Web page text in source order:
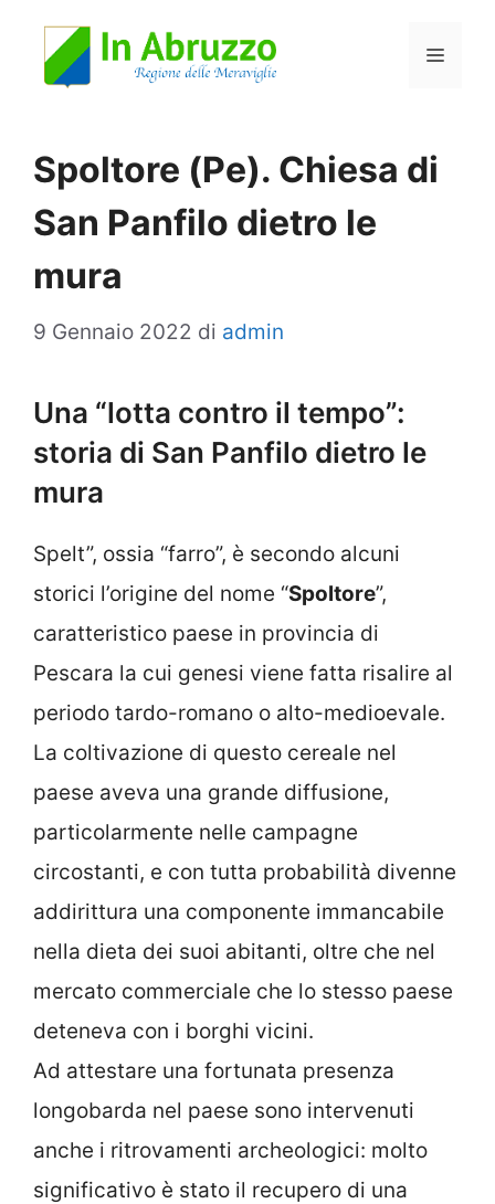
Menu
Spoltore (Pe). Chiesa di
San Panfilo dietro le
mura
9 Gennaio 2022 di admin
Una “lotta contro il tempo”:
storia di San Panfilo dietro le
mura
Spelt”, ossia “farro”, è secondo alcuni
storici l’origine del nome “Spoltore”,
caratteristico paese in provincia di
Pescara la cui genesi viene fatta risalire al
periodo tardo-romano o alto-medioevale.
La coltivazione di questo cereale nel
paese aveva una grande diffusione,
particolarmente nelle campagne
circostanti, e con tutta probabilità divenne
addirittura una componente immancabile
nella dieta dei suoi abitanti, oltre che nel
mercato commerciale che lo stesso paese
deteneva con i borghi vicini.
Ad attestare una fortunata presenza
longobarda nel paese sono intervenuti
anche i ritrovamenti archeologici: molto
significativo è stato il recupero di una